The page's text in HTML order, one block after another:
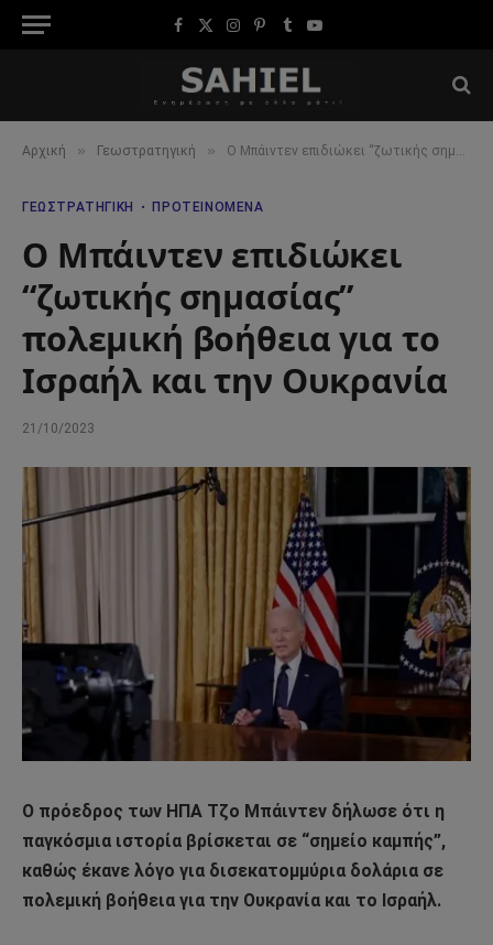
Facebook
X
Instagram
Pinterest
TumblrYouTube
Αρχική » Γεωστρατηγική » Ο Μπάιντεν επιδιώκει “ζωτικής σημασίας” πολεμική βοήθεια για το Ισραήλ και την Ουκρανία
ΓΕΩΣΤΡΑΤΗΓΙΚΉ ΠΡΟΤΕΙΝΌΜΕΝΑ
Ο Μπάιντεν επιδιώκει
“ζωτικής σημασίας”
πολεμική βοήθεια για το
Ισραήλ και την Ουκρανία
21/10/2023
Ο πρόεδρος των ΗΠΑ Τζο Μπάιντεν δήλωσε ότι η
παγκόσμια ιστορία βρίσκεται σε “σημείο καμπής”,
καθώς έκανε λόγο για δισεκατομμύρια δολάρια σε
πολεμική βοήθεια για την Ουκρανία και το Ισραήλ.